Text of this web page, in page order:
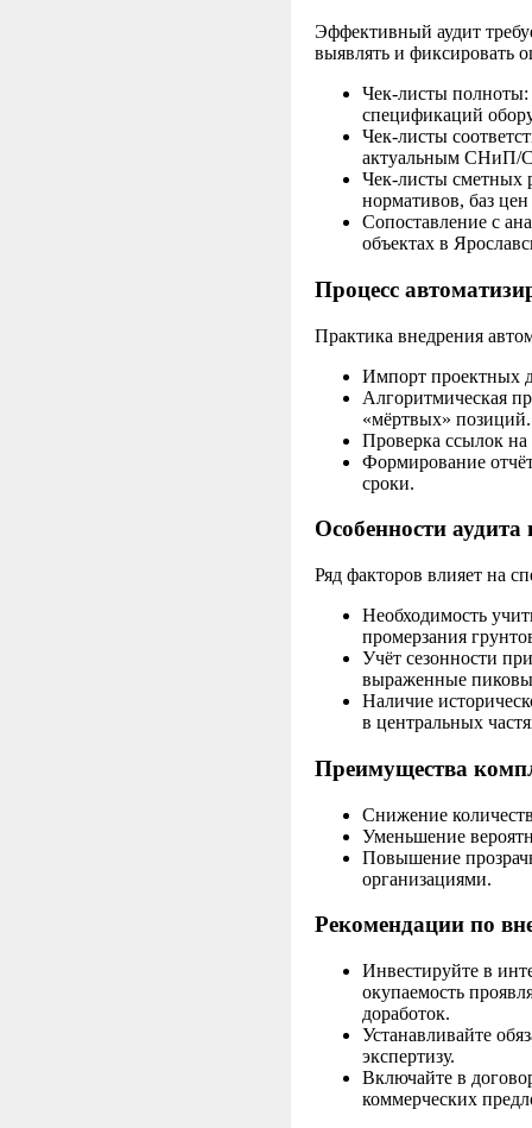
Эффективный аудит
выявлять и фиксировать
Чек-листы полноты:
спецификаций
Чек-листы
актуальным СНиП/
Чек-листы сметных
нормативов, баз
Сопоставление с
объектах в
Процесс
Практика внедрения
Импорт проектных
Алгоритмическая
«мёртвых» позиций.
Проверка ссылок
Формирование
сроки.
Особенности
Ряд факторов влияет на
Необходимость
промерзания
Учёт сезонности
выраженные
Наличие
в центральных
Преимущества
Снижение
Уменьшение
Повышение
организациями.
Рекомендации по
Инвестируйте в
окупаемость
доработок.
Устанавливайте
экспертизу.
Включайте в
коммерческих